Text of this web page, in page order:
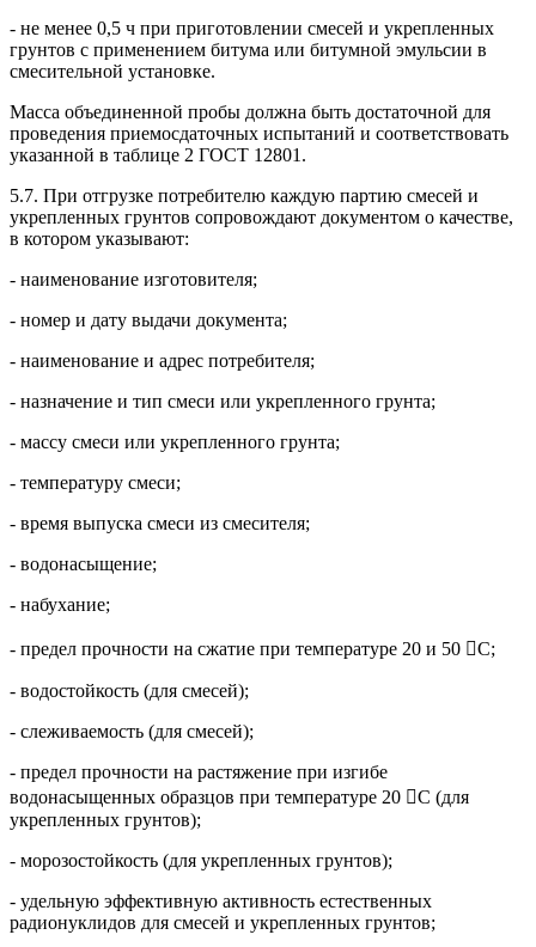
- не менее 0,5 ч при приготовлении смесей и укрепленных
грунтов с применением битума или битумной эмульсии в
смесительной установке.
Масса объединенной пробы должна быть достаточной для
проведения приемосдаточных испытаний и соответствовать
указанной в таблице 2 ГОСТ 12801.
5.7. При отгрузке потребителю каждую партию смесей и
укрепленных грунтов сопровождают документом о качестве,
в котором указывают:
- наименование изготовителя;
- номер и дату выдачи документа;
- наименование и адрес потребителя;
- назначение и тип смеси или укрепленного грунта;
- массу смеси или укрепленного грунта;
- температуру смеси;
- время выпуска смеси из смесителя;
- водонасыщение;
- набухание;
- предел прочности на сжатие при температуре 20 и 50 С;
- водостойкость (для смесей);
- слеживаемость (для смесей);
- предел прочности на растяжение при изгибе
водонасыщенных образцов при температуре 20 С (для
укрепленных грунтов);
- морозостойкость (для укрепленных грунтов);
- удельную эффективную активность естественных
радионуклидов для смесей и укрепленных грунтов;